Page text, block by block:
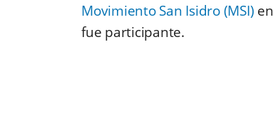
Movimiento San Isidro (MSI)
fue participante.